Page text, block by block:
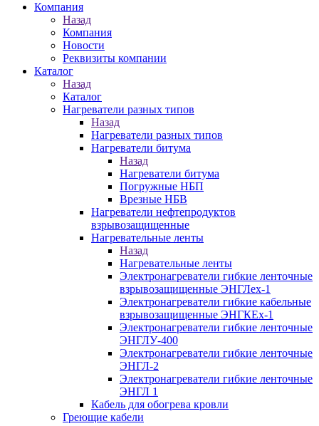
Компания
Назад
Компания
Новости
Реквизиты компании
Каталог
Назад
Каталог
Нагреватели разных типов
Назад
Нагреватели разных типов
Нагреватели битума
Назад
Нагреватели битума
Погружные НБП
Врезные НБВ
Нагреватели нефтепродуктов
взрывозащищенные
Нагревательные ленты
Назад
Нагревательные ленты
Электронагреватели гибкие ленточные
взрывозащищенные ЭНГЛех-1
Электронагреватели гибкие кабельные
взрывозащищенные ЭНГКЕх-1
Электронагреватели гибкие ленточные
ЭНГЛУ-400
Электронагреватели гибкие ленточные
ЭНГЛ-2
Электронагреватели гибкие ленточные
ЭНГЛ 1
Кабель для обогрева кровли
Греющие кабели